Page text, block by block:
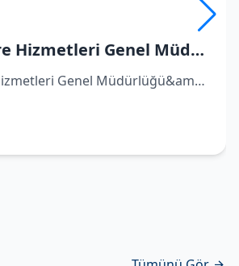
Hac ve Umre Hizmetleri Genel Müdürü Demirhan göreve başladı
Hac ve Umre Hizmetleri Genel Müdürlüğü&amp;#039;ne atanan Hüseyin Demirhan görevi Remzi Bircan&amp;#039;dan devraldı. ​Hac ve Umre Hizmetleri Genel Müdürlüğü&amp;#039;ne atanan Hüseyin Demirhan, Diyanet İşleri Başkanlığı&amp;#039;nda d